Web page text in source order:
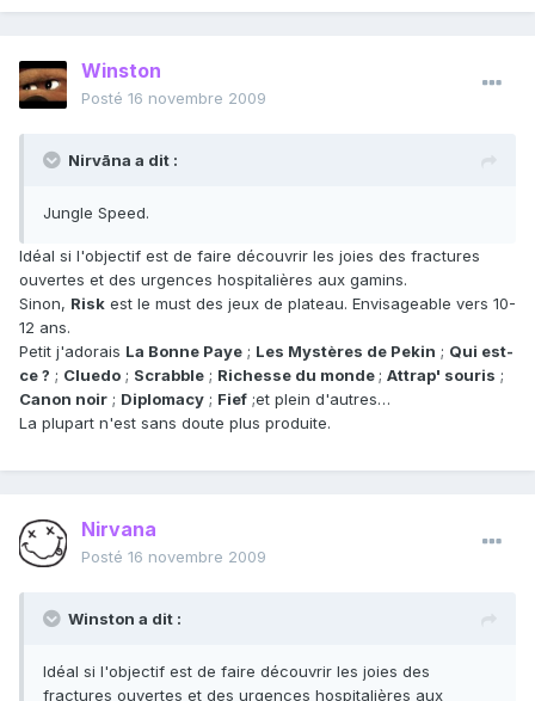
Winston
Posté 16 novembre 2009
Nirvāna a dit :
Jungle Speed.
Idéal si l'objectif est de faire découvrir les joies des fractures
ouvertes et des urgences hospitalières aux gamins.
Sinon, Risk est le must des jeux de plateau. Envisageable vers 10-
12 ans.
Petit j'adorais La Bonne Paye ; Les Mystères de Pekin ; Qui est-
ce ? ; Cluedo ; Scrabble ; Richesse du monde; Attrap' souris ;
Canon noir ; Diplomacy ; Fief ;et plein d'autres…
La plupart n'est sans doute plus produite.
Nirvana
Posté 16 novembre 2009
Winston a dit :
Idéal si l'objectif est de faire découvrir les joies des
fractures ouvertes et des urgences hospitalières aux